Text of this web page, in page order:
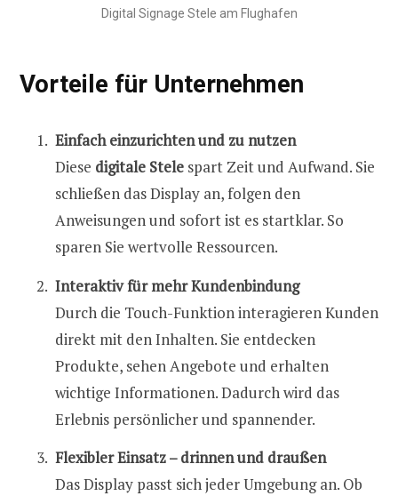
Digital Signage Stele am Flughafen
Vorteile für Unternehmen
Einfach einzurichten und zu nutzen
Diese digitale Stele spart Zeit und Aufwand. Sie
schließen das Display an, folgen den
Anweisungen und sofort ist es startklar. So
sparen Sie wertvolle Ressourcen.
Interaktiv für mehr Kundenbindung
Durch die Touch-Funktion interagieren Kunden
direkt mit den Inhalten. Sie entdecken
Produkte, sehen Angebote und erhalten
wichtige Informationen. Dadurch wird das
Erlebnis persönlicher und spannender.
Flexibler Einsatz – drinnen und draußen
Das Display passt sich jeder Umgebung an. Ob